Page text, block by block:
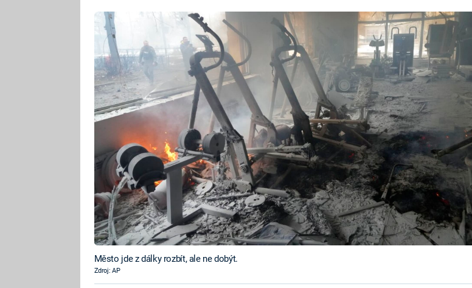
Město jde z dálky rozbít, ale ne dobýt.
Zdroj: AP